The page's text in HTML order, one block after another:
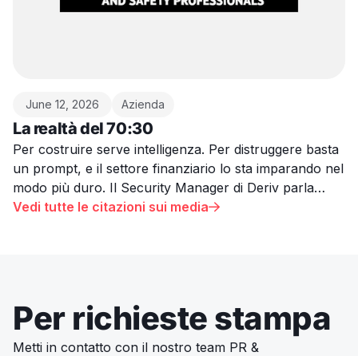
June 12, 2026 Azienda
La realtà del 70:30
Per costruire serve intelligenza. Per distruggere basta
un prompt, e il settore finanziario lo sta imparando nel
modo più duro. Il Security Manager di Deriv parla
della realtà della minaccia dell'AI che la maggior parte
Vedi tutte le citazioni sui media
Per richieste stampa
Metti in contatto con il nostro team PR &